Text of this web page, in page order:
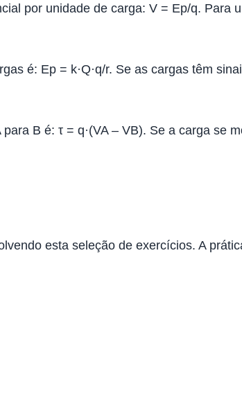
por unidade de carga: V = Ep/q. Para
é: Ep = k·Q·q/r. Se as cargas têm
B é: τ = q·(VA – VB). Se a carga se
esta seleção de exercícios. A